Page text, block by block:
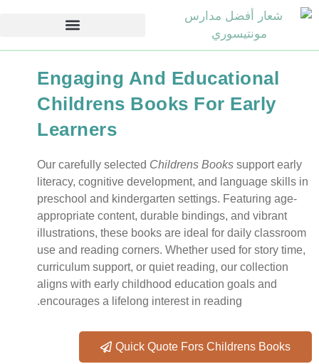
Engaging And
Childrens Books
Our carefully selectedChildrens
literacy, cognitive development,
preschool and kindergarten
appropriate content, durable
illustrations, these books are
use and reading corners.
curriculum support, or quiet
aligns with early childhood
encourages a lifelong interest in
Quick Quote